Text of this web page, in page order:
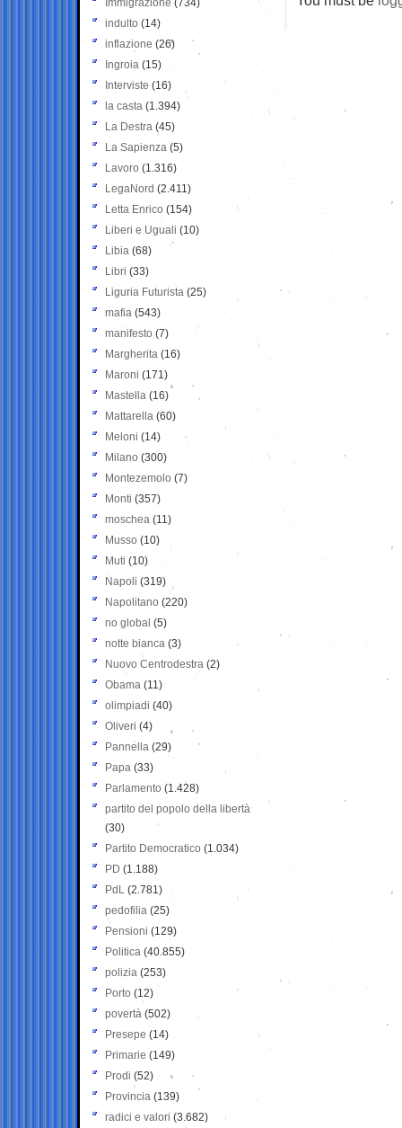
Immigrazione (734)
indulto (14)
inflazione (26)
Ingroia (15)
Interviste (16)
la casta (1.394)
La Destra (45)
La Sapienza (5)
Lavoro (1.316)
LegaNord (2.411)
Letta Enrico (154)
Liberi e Uguali (10)
Libia (68)
Libri (33)
Liguria Futurista (25)
mafia (543)
manifesto (7)
Margherita (16)
Maroni (171)
Mastella (16)
Mattarella (60)
Meloni (14)
Milano (300)
Montezemolo (7)
Monti (357)
moschea (11)
Musso (10)
Muti (10)
Napoli (319)
Napolitano (220)
no global (5)
notte bianca (3)
Nuovo Centrodestra (2)
Obama (11)
olimpiadi (40)
Oliveri (4)
Pannella (29)
Papa (33)
Parlamento (1.428)
partito del popolo della libertà
(30)
Partito Democratico (1.034)
PD (1.188)
PdL (2.781)
pedofilia (25)
Pensioni (129)
Politica (40.855)
polizia (253)
Porto (12)
povertà (502)
Presepe (14)
Primarie (149)
Prodi (52)
Provincia (139)
radici e valori (3.682)